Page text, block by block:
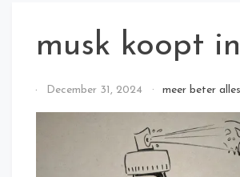
musk koopt
ByDecember 31, 2024 meer beter alles